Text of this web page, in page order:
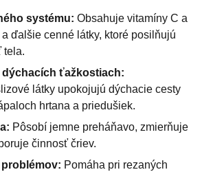
systému: Obsahuje vitamíny C a
ďalšie cenné látky, ktoré posilňujú
tela.
dýchacích ťažkostiach:
látky upokojujú dýchacie cesty
hrtana a priedušiek.
Pôsobí jemne preháňavo, zmierňuje
činnosť čriev.
Pomáha pri rezaných